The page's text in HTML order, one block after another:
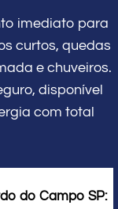
imediato para
curtos, quedas
e chuveiros.
disponível
com total
do Campo SP: